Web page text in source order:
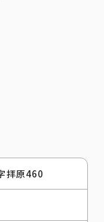
拝原460